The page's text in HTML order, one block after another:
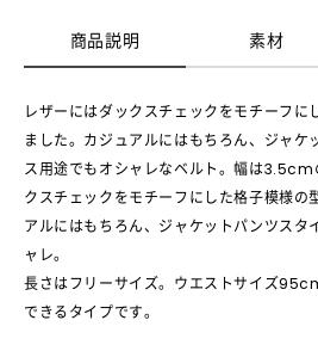
商品説明 素材
レザーにはダックスチェックをモチーフに
ました。カジュアルにはもちろん、ジャケ
ス用途でもオシャレなベルト。幅は3.5cm
クスチェックをモチーフにした格子模様の
アルにはもちろん、ジャケットパンツスタ
ャレ。
長さはフリーサイズ。ウエストサイズ
できるタイプです。